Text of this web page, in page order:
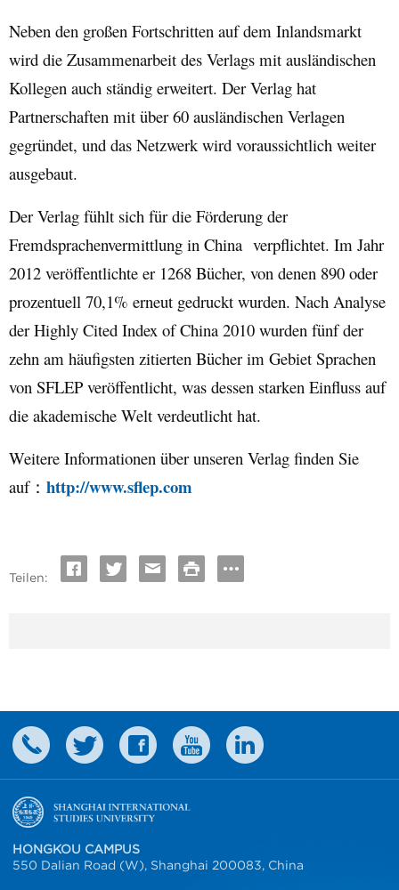
Neben den großen Fortschritten auf dem Inlandsmarkt
wird die Zusammenarbeit des Verlags mit ausländischen
Kollegen auch ständig erweitert. Der Verlag hat
Partnerschaften mit über 60 ausländischen Verlagen
gegründet, und das Netzwerk wird voraussichtlich weiter
ausgebaut.
Der Verlag fühlt sich für die Förderung der
Fremdsprachenvermittlung in China verpflichtet. Im Jahr
2012 veröffentlichte er 1268 Bücher, von denen 890 oder
prozentuell 70,1% erneut gedruckt wurden. Nach Analyse
der Highly Cited Index of China 2010 wurden fünf der
zehn am häufigsten zitierten Bücher im Gebiet Sprachen
von SFLEP veröffentlicht, was dessen starken Einfluss auf
die akademische Welt verdeutlicht hat.
Weitere Informationen über unseren Verlag finden Sie
auf： http://www.sflep.com
Teilen:
HONGKOU CAMPUS
550 Dalian Road (W), Shanghai 200083, China